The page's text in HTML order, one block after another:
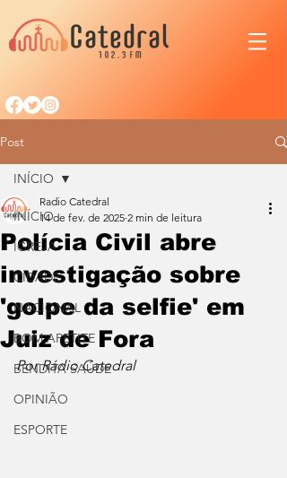
Post
INÍCIO
IGREJA
CIDADE
NACIONAL
BOM APETITE
BENDITA SAÚDE
OPINIÃO
ESPORTE
INÍCIO
Polícia Civil abre
investigação sobre
'golpe da selfie' em
Juiz de Fora
Radio Catedral
14 de fev. de 2025 2 min de leitura
Por Rádio Catedral